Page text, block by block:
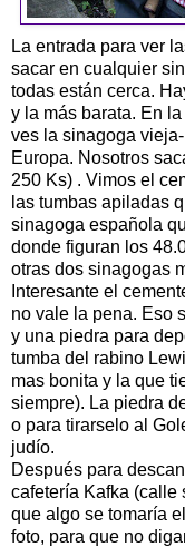
La entrada para ver
sacar en cualquier
todas están cerca.
y la más barata. En
ves la sinagoga
Europa. Nosotros
250 Ks) . Vimos el
las tumbas apiladas
sinagoga española
donde figuran los
otras dos sinagogas
Interesante el
no vale la pena. Eso
y una piedra para
tumba del rabino
mas bonita y la que
siempre). La piedra
o para tirarselo al
judío.
Después para
cafetería Kafka (calle
que algo se tomaría
foto, para que no